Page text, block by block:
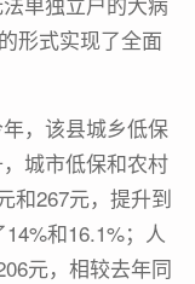
形式实现了全面
，该县城乡低保
城市低保和农村
和267元，提升到
和16.1%；人
元，相较去年同